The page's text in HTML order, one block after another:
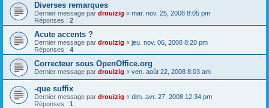
Diverses remarques
Dernier message par drouizig « mar. nov. 25, 2008 8:05 pm
Réponses : 2
Acute accents ?
Dernier message par drouizig « jeu. nov. 06, 2008 8:20 pm
Réponses : 4
Correcteur sous OpenOffice.org
Dernier message par drouizig « ven. août 22, 2008 8:03 am
-que suffix
Dernier message par drouizig « dim. avr. 27, 2008 12:34 pm
Réponses : 1